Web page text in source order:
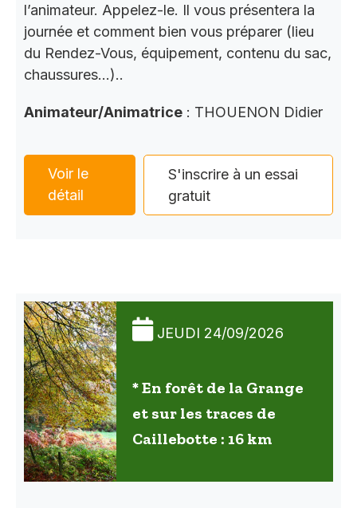
l’animateur. Appelez-le. Il vous présentera la
journée et comment bien vous préparer (lieu
du Rendez-Vous, équipement, contenu du sac,
chaussures…)..
Animateur/Animatrice : THOUENON Didier
Voir le
détail
S'inscrire à un essai
gratuit
JEUDI 24/09/2026
* En forêt de la Grange
et sur les traces de
Caillebotte : 16 km